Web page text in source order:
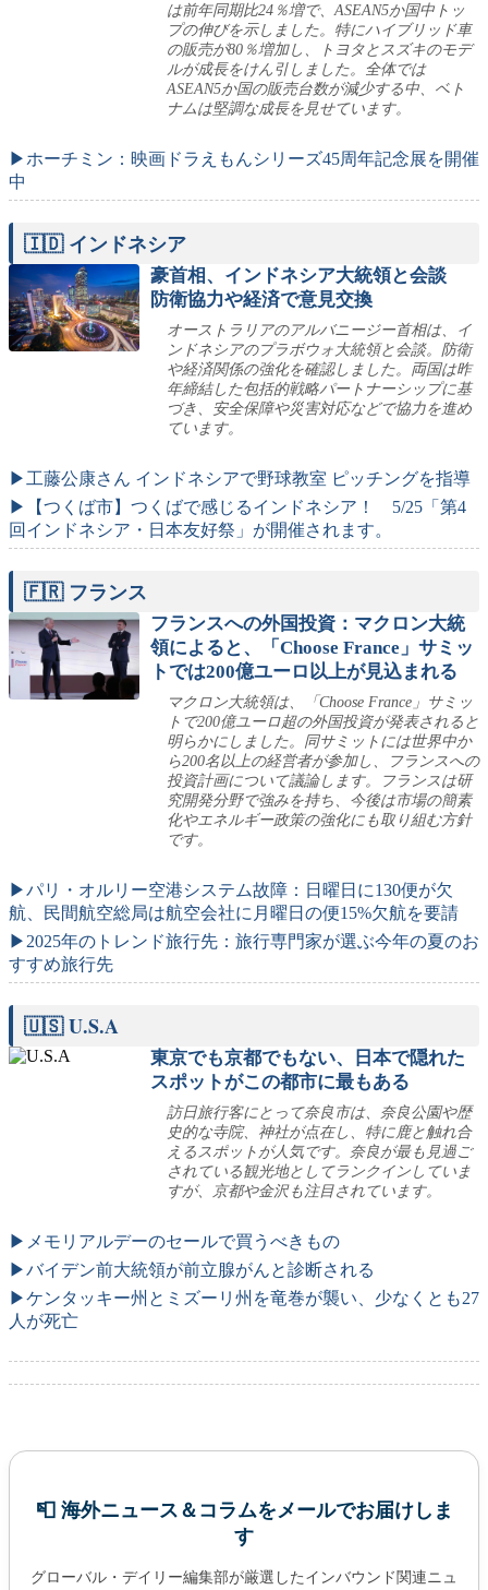
は前年同期比24％増で、ASEAN5か国中トッ
プの伸びを示しました。特にハイブリッド車
の販売が80％増加し、トヨタとスズキのモデ
ルが成長をけん引しました。全体では
ASEAN5か国の販売台数が減少する中、ベト
ナムは堅調な成長を見せています。
▶ホーチミン：映画ドラえもんシリーズ45周年記念展を開催
中
🇮🇩 インドネシア
豪首相、インドネシア大統領と会談
防衛協力や経済で意見交換
オーストラリアのアルバニージー首相は、イ
ンドネシアのプラボウォ大統領と会談。防衛
や経済関係の強化を確認しました。両国は昨
年締結した包括的戦略パートナーシップに基
づき、安全保障や災害対応などで協力を進め
ています。
▶工藤公康さん インドネシアで野球教室 ピッチングを指導
▶【つくば市】つくばで感じるインドネシア！ 5/25「第4
回インドネシア・日本友好祭」が開催されます。
🇫🇷 フランス
フランスへの外国投資：マクロン大統
領によると、「Choose France」サミッ
トでは200億ユーロ以上が見込まれる
マクロン大統領は、「Choose France」サミッ
トで200億ユーロ超の外国投資が発表されると
明らかにしました。同サミットには世界中か
ら200名以上の経営者が参加し、フランスへの
投資計画について議論します。フランスは研
究開発分野で強みを持ち、今後は市場の簡素
化やエネルギー政策の強化にも取り組む方針
です。
▶パリ・オルリー空港システム故障：日曜日に130便が欠
航、民間航空総局は航空会社に月曜日の便15%欠航を要請
▶2025年のトレンド旅行先：旅行専門家が選ぶ今年の夏のお
すすめ旅行先
🇺🇸 U.S.A
東京でも京都でもない、日本で隠れた
スポットがこの都市に最もある
訪日旅行客にとって奈良市は、奈良公園や歴
史的な寺院、神社が点在し、特に鹿と触れ合
えるスポットが人気です。奈良が最も見過ご
されている観光地としてランクインしていま
すが、京都や金沢も注目されています。
▶メモリアルデーのセールで買うべきもの
▶バイデン前大統領が前立腺がんと診断される
▶ケンタッキー州とミズーリ州を竜巻が襲い、少なくとも27
人が死亡
📮 海外ニュース＆コラムをメールでお届けしま
す
グローバル・デイリー編集部が厳選したインバウンド関連ニュ